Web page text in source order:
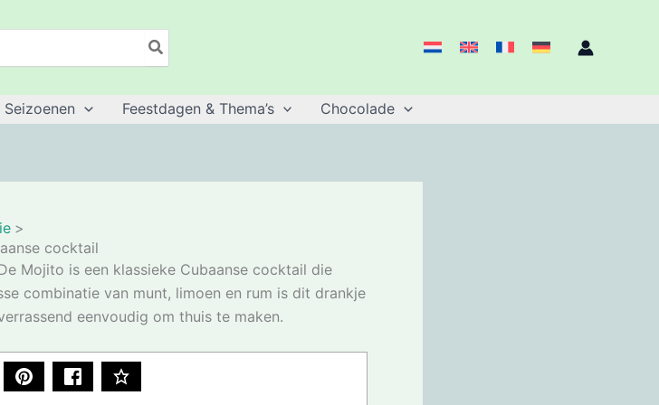
Seizoenen Feestdagen & Thema’s Chocolade
cocktail
Mojito is een klassieke Cubaanse cocktail die
combinatie van munt, limoen en rum is dit drankje
eenvoudig om thuis te maken.